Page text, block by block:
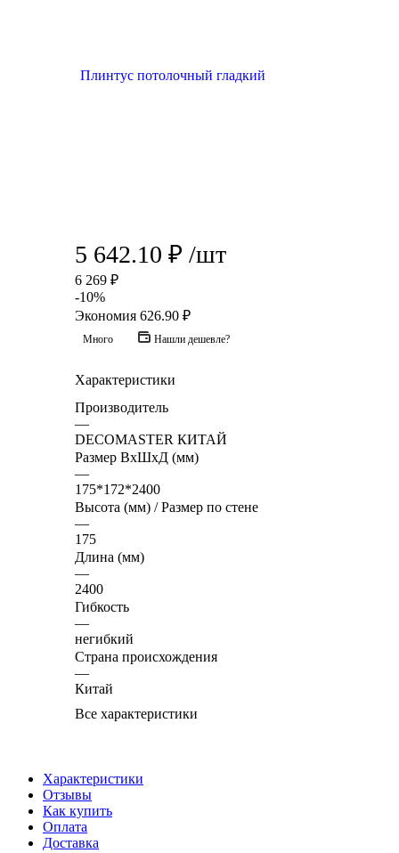
5 642.10 ₽ /шт
6 269 ₽
-10%
Экономия 626.90 ₽
Много Нашли дешевле?
Характеристики
Производитель
—
DECOMASTER КИТАЙ
Размер ВхШхД (мм)
—
175*172*2400
Высота (мм) / Размер по стене
—
175
Длина (мм)
—
2400
Гибкость
—
негибкий
Страна происхождения
—
Китай
Все характеристики
Характеристики
Отзывы
Как купить
Оплата
Доставка